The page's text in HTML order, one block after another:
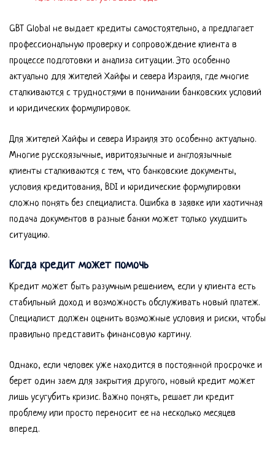
GBT Global не выдает кредиты самостоятельно, а предлагает
профессиональную проверку и сопровождение клиента в
процессе подготовки и анализа ситуации. Это особенно
актуально для жителей Хайфы и севера Израиля, где многие
сталкиваются с трудностями в понимании банковских условий
и юридических формулировок.
Для жителей Хайфы и севера Израиля это особенно актуально.
Многие русскоязычные, ивритоязычные и англоязычные
клиенты сталкиваются с тем, что банковские документы,
условия кредитования, BDI и юридические формулировки
сложно понять без специалиста. Ошибка в заявке или хаотичная
подача документов в разные банки может только ухудшить
ситуацию.
Когда кредит может помочь
Кредит может быть разумным решением, если у клиента есть
стабильный доход и возможность обслуживать новый платеж.
Специалист должен оценить возможные условия и риски, чтобы
правильно представить финансовую картину.
Однако, если человек уже находится в постоянной просрочке и
берет один заем для закрытия другого, новый кредит может
лишь усугубить кризис. Важно понять, решает ли кредит
проблему или просто переносит ее на несколько месяцев
вперед.